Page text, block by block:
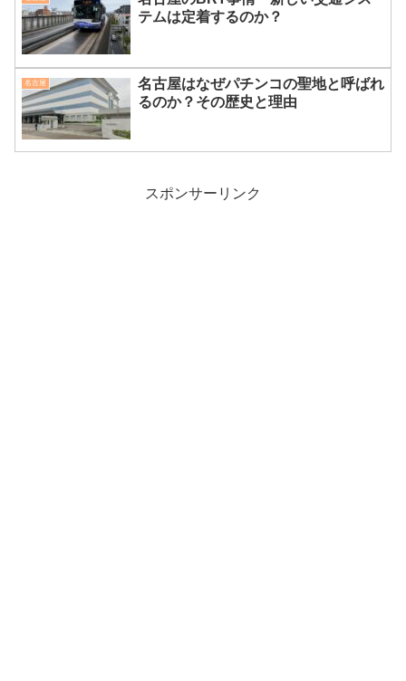
テムは定着するのか？
名古屋
名古屋はなぜパチンコの聖地と呼ばれ
るのか？その歴史と理由
スポンサーリンク